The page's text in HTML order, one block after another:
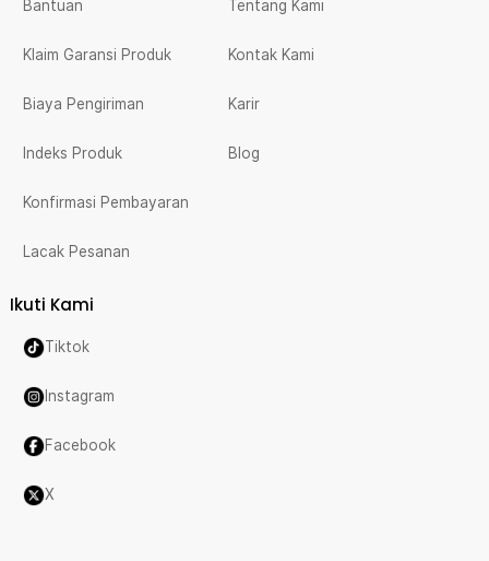
Bantuan
Klaim Garansi Produk
Biaya Pengiriman
Indeks Produk
Konfirmasi Pembayaran
Lacak Pesanan
Tentang Kami
Kontak Kami
Karir
Blog
Ikuti Kami
Tiktok
Instagram
Facebook
X